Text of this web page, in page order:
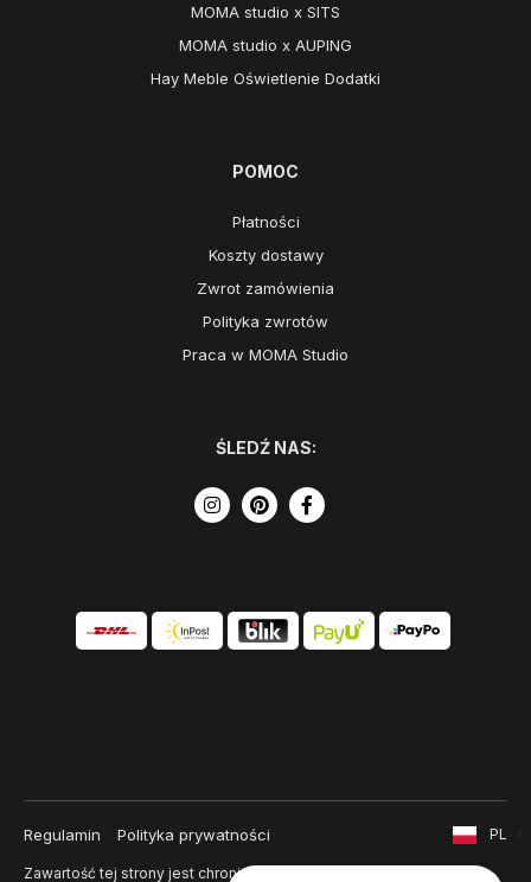
MOMA studio x SITS
MOMA studio x AUPING
Hay Meble Oświetlenie Dodatki
POMOC
Płatności
Koszty dostawy
Zwrot zamówienia
Polityka zwrotów
Praca w MOMA Studio
ŚLEDŹ NAS:
Regulamin Polityka prywatności
Zawartość tej strony jest chroniona prawem autorskim i
PL